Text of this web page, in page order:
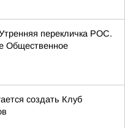
перекличка РОС.
Общественное
создать Клуб